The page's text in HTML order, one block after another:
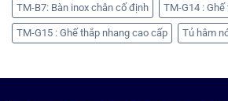
TM-B7: Bàn inox chân cố định TM-G14 :
TM-G15 : Ghế thắp nhang cao cấp Tủ hâm